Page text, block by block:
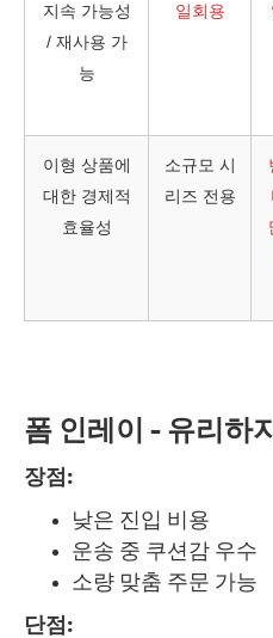
지속 가능성
/ 재사용 가
능
일회용
이형 상품에
대한 경제적
효율성
소규모 시
리즈 전용
폼 인레이 - 유리하
장점:
낮은 진입 비용
운송 중 쿠션감 우수
소량 맞춤 주문 가능
단점: